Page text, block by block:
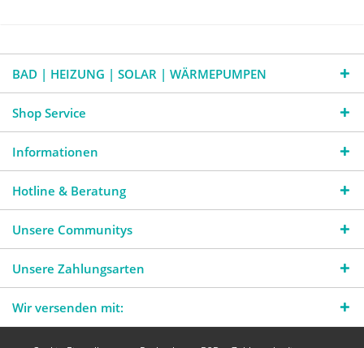
BAD | HEIZUNG | SOLAR | WÄRMEPUMPEN
Shop Service
Informationen
Hotline & Beratung
Unsere Communitys
Unsere Zahlungsarten
Wir versenden mit: